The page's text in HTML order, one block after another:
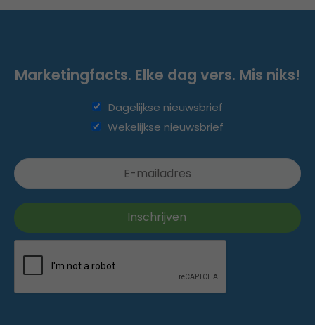
Marketingfacts. Elke dag vers. Mis niks!
Dagelijkse nieuwsbrief
Wekelijkse nieuwsbrief